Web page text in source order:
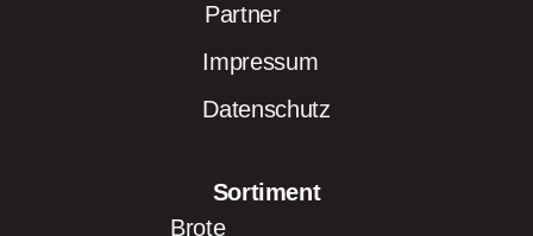
Partner
Impressum
Datenschutz
Sortiment
Brote